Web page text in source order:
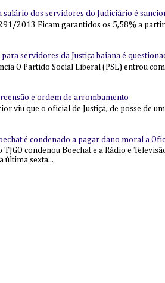
salário dos servidores do Judiciário é
2013 Ficam garantidos os 5,58% a
servidores da Justiça baiana é
O Partido Social Liberal (PSL) entrou
e ordem de arrombamento
viu que o oficial de Justiça, de posse de
é condenado a pagar dano moral a
TJGO condenou Boechat e a Rádio e
última sexta...